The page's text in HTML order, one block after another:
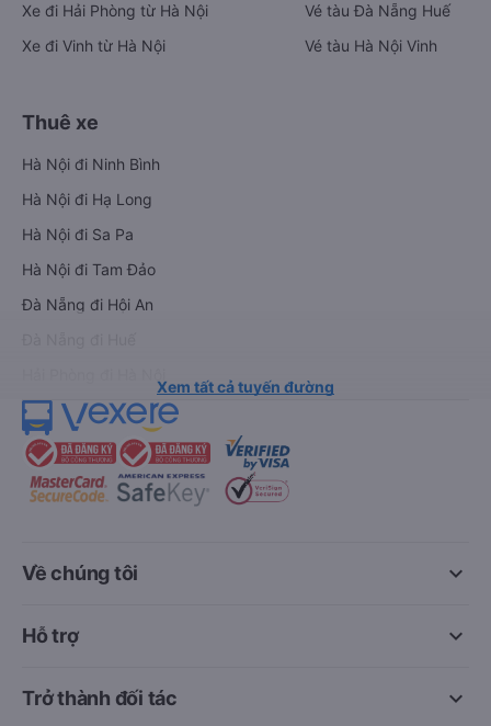
Xe đi Hải Phòng từ Hà Nội
Xe đi Vinh từ Hà Nội
Vé tàu Đà Nẵng Huế
Vé tàu Hà Nội Vinh
Thuê xe
Hà Nội đi Ninh Bình
Hà Nội đi Hạ Long
Hà Nội đi Sa Pa
Hà Nội đi Tam Đảo
Đà Nẵng đi Hội An
Xem tất cả tuyến đường
keyboard_arrow_down
Về chúng tôi
keyboard_arrow_down
Hỗ trợ
keyboard_arrow_down
Trở thành đối tác